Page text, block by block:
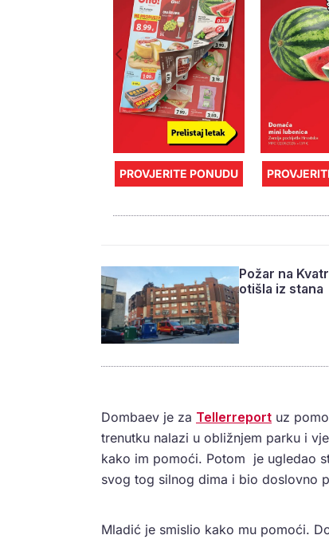
PROVJERITE PONUDU
Požar na
otišla iz stana
Dombaev je za Tellerreport uz
trenutku nalazi u obližnjem parku i
kako im pomoći. Potom je ugledao
svog tog silnog dima i bio doslovno
Mladić je smislio kako mu pomoći.